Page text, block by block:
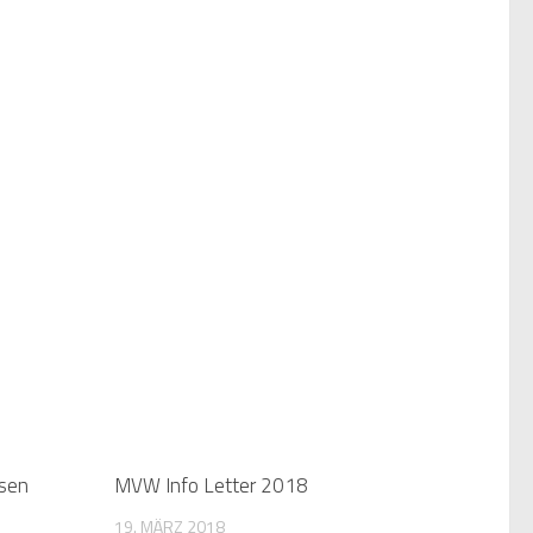
MVW Info Letter 2018
19. MÄRZ 2018